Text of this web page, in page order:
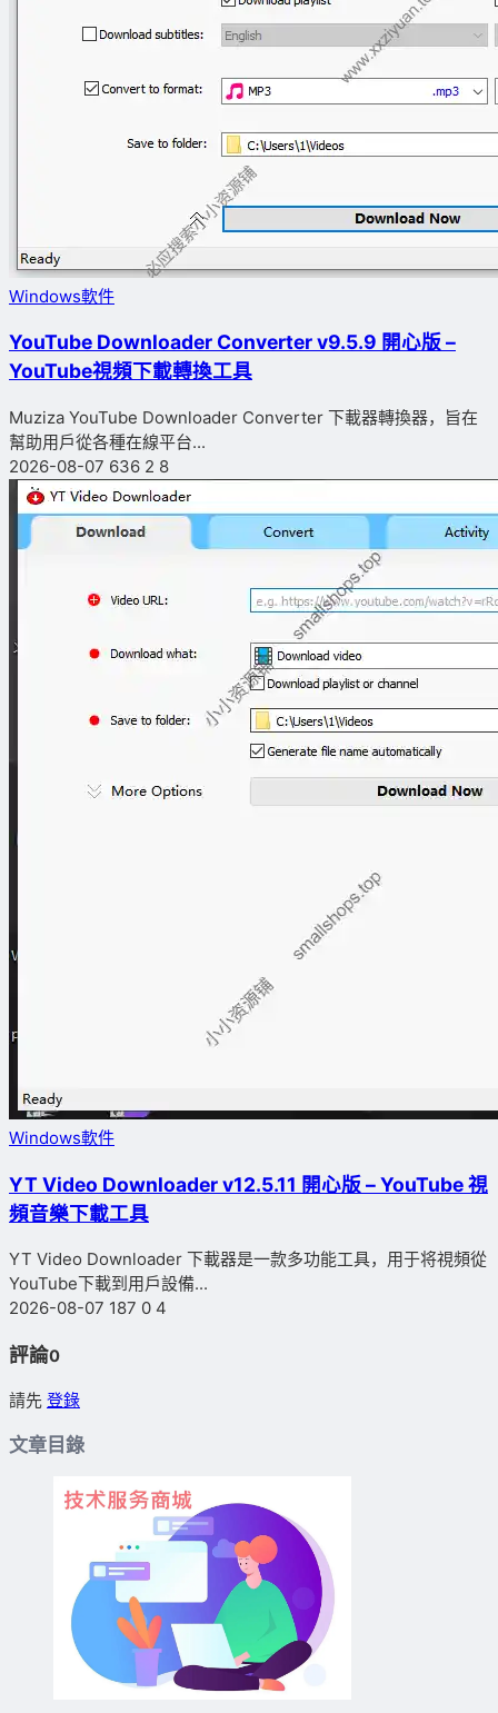
Windows軟件
YouTube Downloader Converter v9.5.9 開心版 –
YouTube視頻下載轉換工具
Muziza YouTube Downloader Converter 下載器轉換器，旨在
幫助用戶從各種在線平台...
2026-08-07 636 2 8
Windows軟件
YT Video Downloader v12.5.11 開心版 – YouTube 視
頻音樂下載工具
YT Video Downloader 下載器是一款多功能工具，用于将視頻從
YouTube下載到用戶設備...
2026-08-07 187 0 4
評論0
請先 登錄
文章目錄